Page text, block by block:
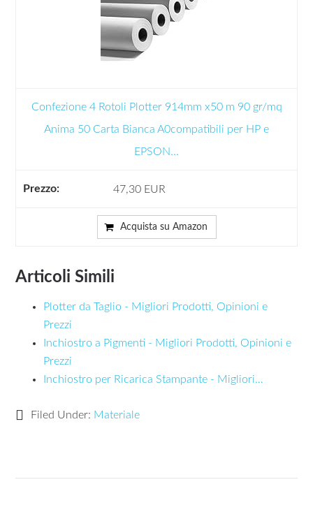
Confezione 4 Rotoli Plotter 914mm x50 m 90 gr/mq
Anima 50 Carta Bianca A0compatibili per HP e
EPSON...
47,30 EUR
Acquista su Amazon
Articoli Simili
Plotter da Taglio - Migliori Prodotti, Opinioni e
Prezzi
Inchiostro a Pigmenti - Migliori Prodotti, Opinioni e
Prezzi
Inchiostro per Ricarica Stampante - Migliori…
Filed Under: Materiale